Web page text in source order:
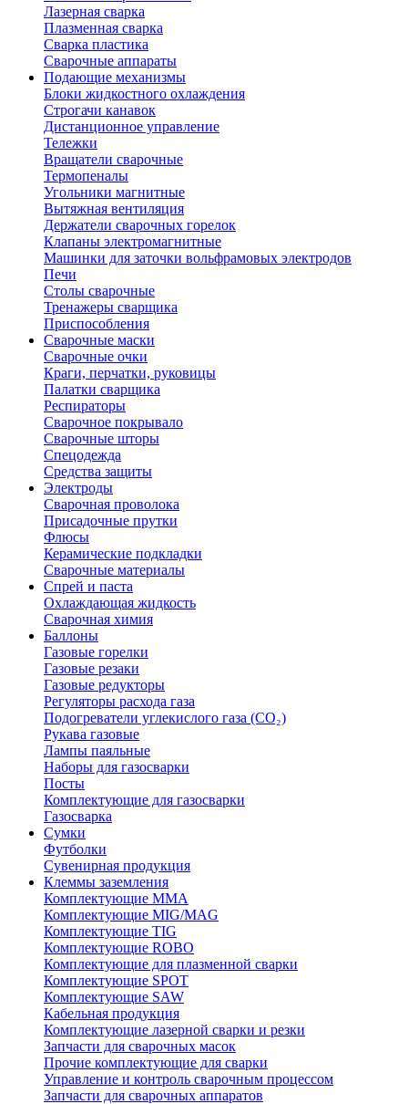
Лазерная сварка
Плазменная сварка
Сварка пластика
Сварочные аппараты
Подающие механизмы
Блоки жидкостного охлаждения
Строгачи канавок
Дистанционное управление
Тележки
Вращатели сварочные
Термопеналы
Угольники магнитные
Вытяжная вентиляция
Держатели сварочных горелок
Клапаны электромагнитные
Машинки для заточки вольфрамовых электродов
Печи
Столы сварочные
Тренажеры сварщика
Приспособления
Сварочные маски
Сварочные очки
Краги, перчатки, руковицы
Палатки сварщика
Респираторы
Сварочное покрывало
Сварочные шторы
Спецодежда
Средства защиты
Электроды
Сварочная проволока
Присадочные прутки
Флюсы
Керамические подкладки
Сварочные материалы
Спрей и паста
Охлаждающая жидкость
Сварочная химия
Баллоны
Газовые горелки
Газовые резаки
Газовые редукторы
Регуляторы расхода газа
Подогреватели углекислого газа (CO₂)
Рукава газовые
Лампы паяльные
Наборы для газосварки
Посты
Комплектующие для газосварки
Газосварка
Сумки
Футболки
Сувенирная продукция
Клеммы заземления
Комплектующие ММА
Комплектующие MIG/MAG
Комплектующие TIG
Комплектующие ROBO
Комплектующие для плазменной сварки
Комплектующие SPOT
Комплектующие SAW
Кабельная продукция
Комплектующие лазерной сварки и резки
Запчасти для сварочных масок
Прочие комплектующие для сварки
Управление и контроль сварочным процессом
Запчасти для сварочных аппаратов